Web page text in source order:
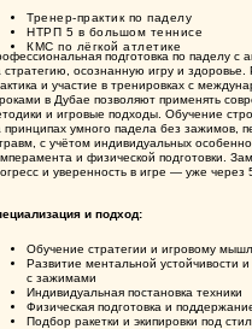
подготовка по паделу с
стратегию, осознанную игру и здоровье.
и участие в тренировках с
в Дубае позволяют применять
и игровые подходы. Обучение
принципах умного падела без зажимов,
с учётом индивидуальных
и физической подготовки.
и уверенность в игре — уже через
и подход:
Обучение стратегии и игровому
Развитие ментальной устойчивости
с зажимами
Индивидуальная постановка техники
Физическая подготовка и
Подбор ракетки и экипировки под
Тренер-практик по паделу
НТРП 5 в большом теннисе
КМС по лёгкой атлетике